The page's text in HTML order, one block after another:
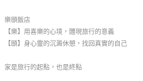
你
玩
玩
樂頤飯店
【樂】用喜樂的心境，體現旅行的意義
【頤】身心靈的沉澱休憩，找回真實的自己
家是旅行的起點，也是終點